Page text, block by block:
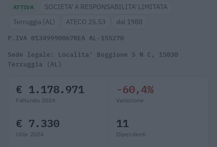
ATTIVA
SOCIETA' A RESPONSABILITA' LIMITATA
Terruggia (AL)
ATECO 25.53 dal 1988
P.IVA 01349990067REA AL-155270
Sede legale: Localita' Boggione S N C, 15030
Terruggia (AL)
€ 1.178.971
Fatturato 2024
-60,4%
Variazione
€ 7.330
Utile 2024
11
Dipendenti